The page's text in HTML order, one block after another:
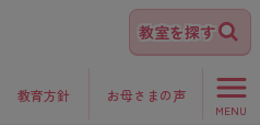
教室を探す
教育方針 お母さまの声
MENU